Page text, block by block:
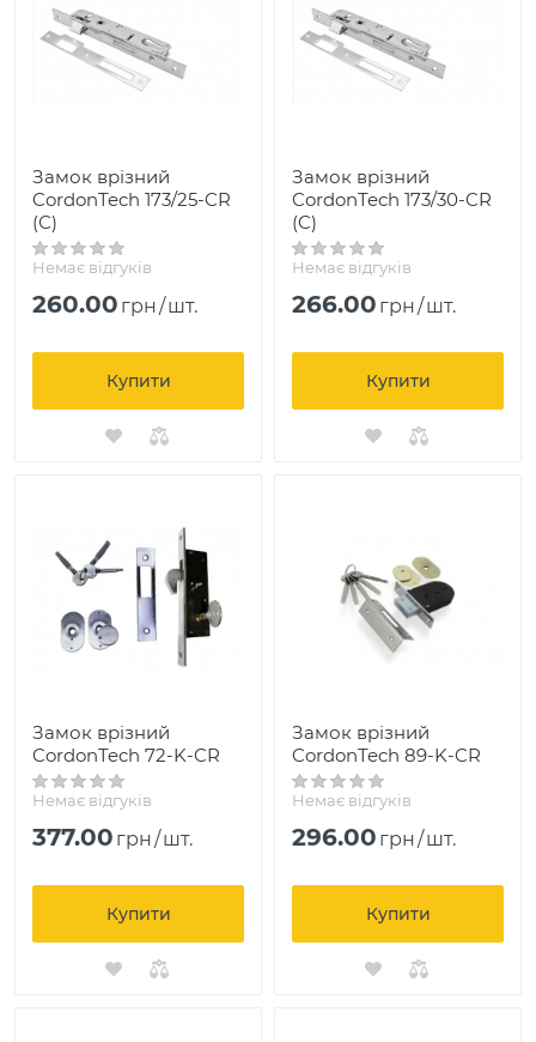
Замок врізний
CordonTech 173/25-CR
(С)
Немає відгуків
260.00 грн/шт.
Купити
Замок врізний
CordonTech 173/30-CR
(C)
Немає відгуків
266.00 грн/шт.
Купити
Замок врізний
CordonTech 72-K-CR
Немає відгуків
377.00 грн/шт.
Купити
Замок врізний
CordonTech 89-K-CR
Немає відгуків
296.00 грн/шт.
Купити